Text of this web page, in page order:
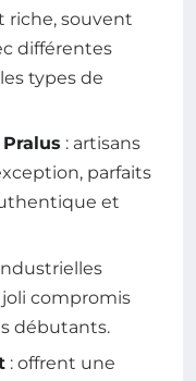
riche, souvent
différentes
types de
: artisans
parfaits
et
compromis
débutants.
: offrent une